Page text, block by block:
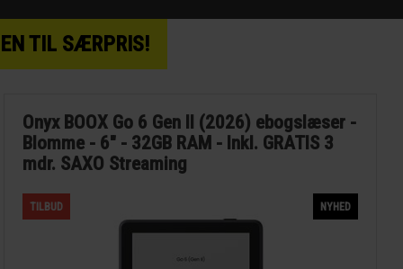
TIL SÆRPRIS!
Onyx BOOX Go 6 Gen II (2026) ebogslæser -
Blomme - 6" - 32GB RAM - Inkl. GRATIS 3
mdr. SAXO Streaming
TILBUD NYHED